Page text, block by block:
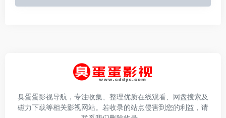
臭蛋蛋影视导航，专注收集、整理优质在线观看、网盘搜索及
磁力下载等相关影视网站。若收录的站点侵害到您的利益，请